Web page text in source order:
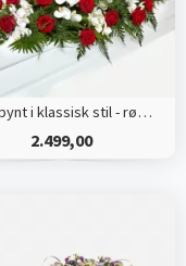
Kistepynt i klassisk stil - rød og hvid
2.499,00